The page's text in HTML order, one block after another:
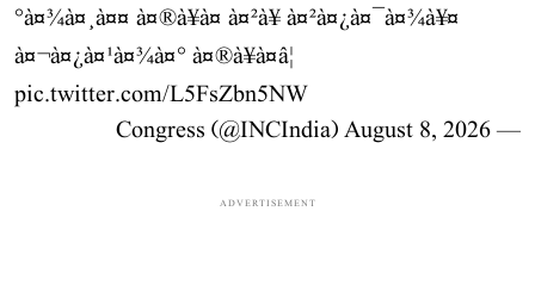
°à¤¾à¤¸à¤¤ à¤®à¥à¤ à¤²à¥ à¤²à¤¿à¤¯à¤¾à¥¤
à¤¬à¤¿à¤¹à¤¾à¤° à¤®à¥à¤â¦
pic.twitter.com/L5FsZbn5NW
— Congress (@INCIndia)
August 8, 2026
ADVERTISEMENT